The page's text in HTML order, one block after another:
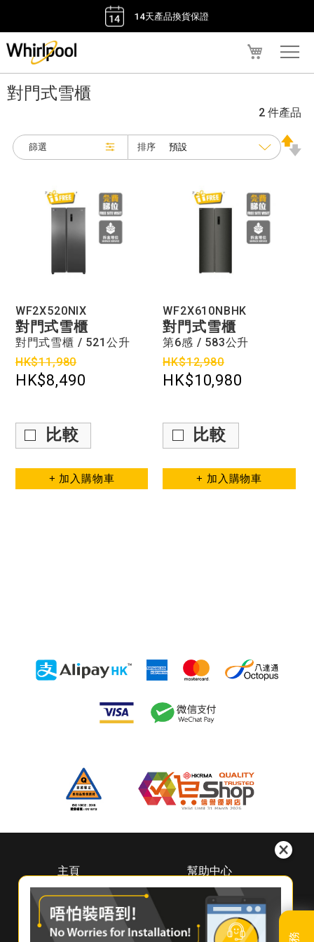
我的購物車
14天產品換貨保證
對門式雪櫃
篩選
2 件產品
排序
WF2X520NIX
對門式雪櫃
對門式雪櫃 / 521公升
HK$11,980
HK$8,490
比較
+ 加入購物車
WF2X610NBHK
對門式雪櫃
第6感 / 583公升
HK$12,980
HK$10,980
比較
+ 加入購物車
主頁
關於惠而浦
（香港）
尋找經銷商
聯絡我們
幫助中心
下載中心
預約維修
登記保養